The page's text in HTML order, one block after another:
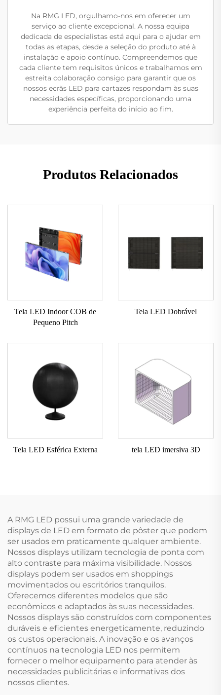
Na RMG LED, orgulhamo-nos em oferecer um
serviço ao cliente excepcional. A nossa equipa
dedicada de especialistas está aqui para o ajudar em
todas as etapas, desde a seleção do produto até à
instalação e apoio contínuo. Compreendemos que
cada cliente tem requisitos únicos e trabalhamos em
estreita colaboração consigo para garantir que os
nossos ecrãs LED para cartazes respondam às suas
necessidades específicas, proporcionando uma
experiência perfeita do início ao fim.
Produtos Relacionados
Tela LED Indoor COB de
Pequeno Pitch
Tela LED Dobrável
Tela LED Esférica Externa tela LED imersiva 3D
A RMG LED possui uma grande variedade de
displays de LED em formato de pôster que podem
ser usados em praticamente qualquer ambiente.
Nossos displays utilizam tecnologia de ponta com
alto contraste para máxima visibilidade. Nossos
displays podem ser usados em shoppings
movimentados ou escritórios tranquilos.
Oferecemos diferentes modelos que são
econômicos e adaptados às suas necessidades.
Nossos displays são construídos com componentes
duráveis e eficientes energeticamente, reduzindo
os custos operacionais. A inovação e os avanços
contínuos na tecnologia LED nos permitem
fornecer o melhor equipamento para atender às
necessidades publicitárias e informativas dos
nossos clientes.